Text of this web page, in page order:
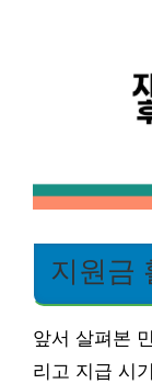
지원금
앞서 살펴본
리고 지급 시